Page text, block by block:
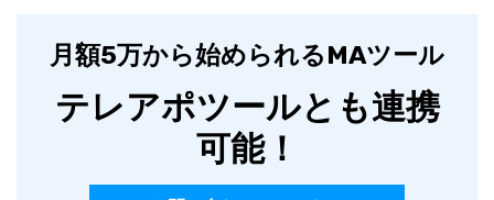
月額5万から始められるMAツール
テレアポツールとも連携
可能！